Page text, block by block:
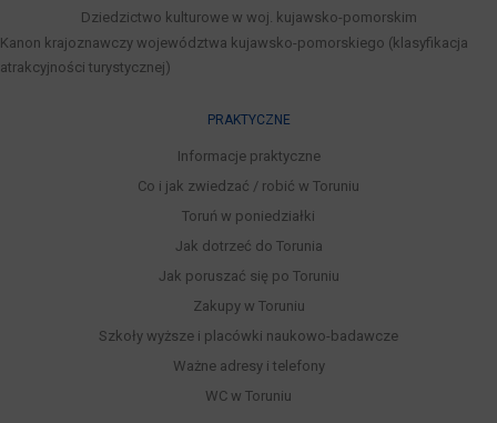
Dziedzictwo kulturowe w woj. kujawsko-pomorskim
Kanon krajoznawczy województwa kujawsko-pomorskiego (klasyfikacja
atrakcyjności turystycznej)
PRAKTYCZNE
Informacje praktyczne
Co i jak zwiedzać / robić w Toruniu
Toruń w poniedziałki
Jak dotrzeć do Torunia
Jak poruszać się po Toruniu
Zakupy w Toruniu
Szkoły wyższe i placówki naukowo-badawcze
Ważne adresy i telefony
WC w Toruniu